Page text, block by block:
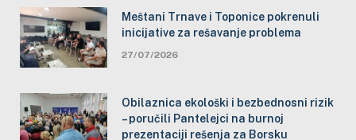
Meštani Trnave i Toponice pokrenuli
inicijative za rešavanje problema
27/07/2026
Obilaznica ekološki i bezbednosni rizik
– poručili Pantelejci na burnoj
prezentaciji rešenja za Borsku